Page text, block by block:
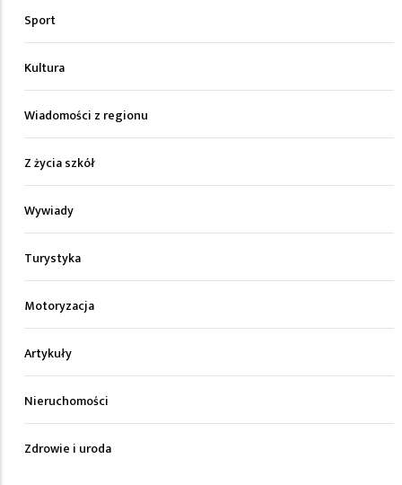
Sport
Kultura
Wiadomości z regionu
Z życia szkół
Wywiady
Turystyka
Motoryzacja
Artykuły
Nieruchomości
Zdrowie i uroda